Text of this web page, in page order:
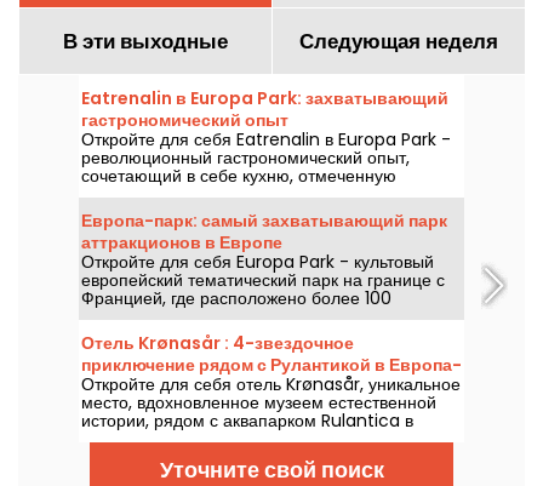
В эти выходные Следующая неделя
Eatrenalin в Europa Park: захватывающий
гастрономический опыт
Откройте для себя Eatrenalin в Europa Park -
революционный гастрономический опыт,
сочетающий в себе кухню, отмеченную
звездами Мишлен, и сенсорное погружение.
Европа-парк: самый захватывающий парк
аттракционов в Европе
Откройте для себя Europa Park - культовый
европейский тематический парк на границе с
Францией, где расположено более 100
захватывающих аттракционов.
Отель Krønasår : 4-звездочное
приключение рядом с Рулантикой в Европа-
парке
Откройте для себя отель Krønasår, уникальное
место, вдохновленное музеем естественной
истории, рядом с аквапарком Rulantica в
Германии.
Уточните свой поиск